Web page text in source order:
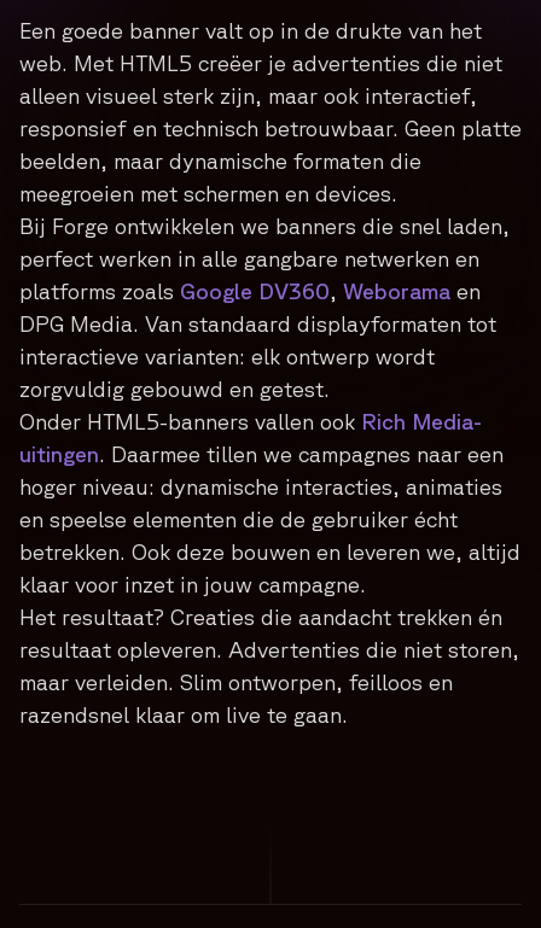
Een goede banner valt op in de drukte van het
web. Met HTML5 creëer je advertenties die niet
alleen visueel sterk zijn, maar ook interactief,
responsief en technisch betrouwbaar. Geen platte
beelden, maar dynamische formaten die
meegroeien met schermen en devices.
Bij Forge ontwikkelen we banners die snel laden,
perfect werken in alle gangbare netwerken en
platforms zoals Google DV360, Weborama en
DPG Media. Van standaard displayformaten tot
interactieve varianten: elk ontwerp wordt
zorgvuldig gebouwd en getest.
Onder HTML5-banners vallen ook Rich Media-
uitingen. Daarmee tillen we campagnes naar een
hoger niveau: dynamische interacties, animaties
en speelse elementen die de gebruiker écht
betrekken. Ook deze bouwen en leveren we, altijd
klaar voor inzet in jouw campagne.
Het resultaat? Creaties die aandacht trekken én
resultaat opleveren. Advertenties die niet storen,
maar verleiden. Slim ontworpen, feilloos en
razendsnel klaar om live te gaan.